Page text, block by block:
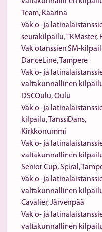
Team, Kaarina
Vakio- ja
seurakilpailu, TKMaster,
Vakiotanssien SM-
DanceLine, Tampere
Vakio- ja
valtakunnallinen
DSCOulu, Oulu
Vakio- ja
kilpailu, TanssiDans,
Kirkkonummi
Vakio- ja
valtakunnallinen
Senior Cup, Spiral,
Vakio- ja
valtakunnallinen
Cavalier, Järvenpää
Vakio- ja
valtakunnallinen